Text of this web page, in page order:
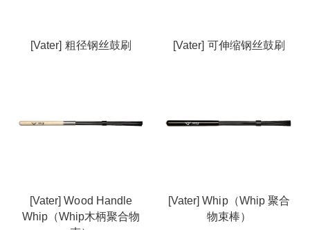
[Vater] 粗径钢丝鼓刷 [Vater] 可伸缩钢丝鼓刷
[Vater] Wood Handle
Whip（Whip木柄聚合物
[Vater] Whip（Whip 聚合
物束棒）